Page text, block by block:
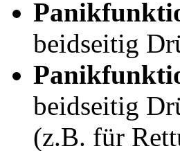
beidseitig
beidseitig
(z.B. für